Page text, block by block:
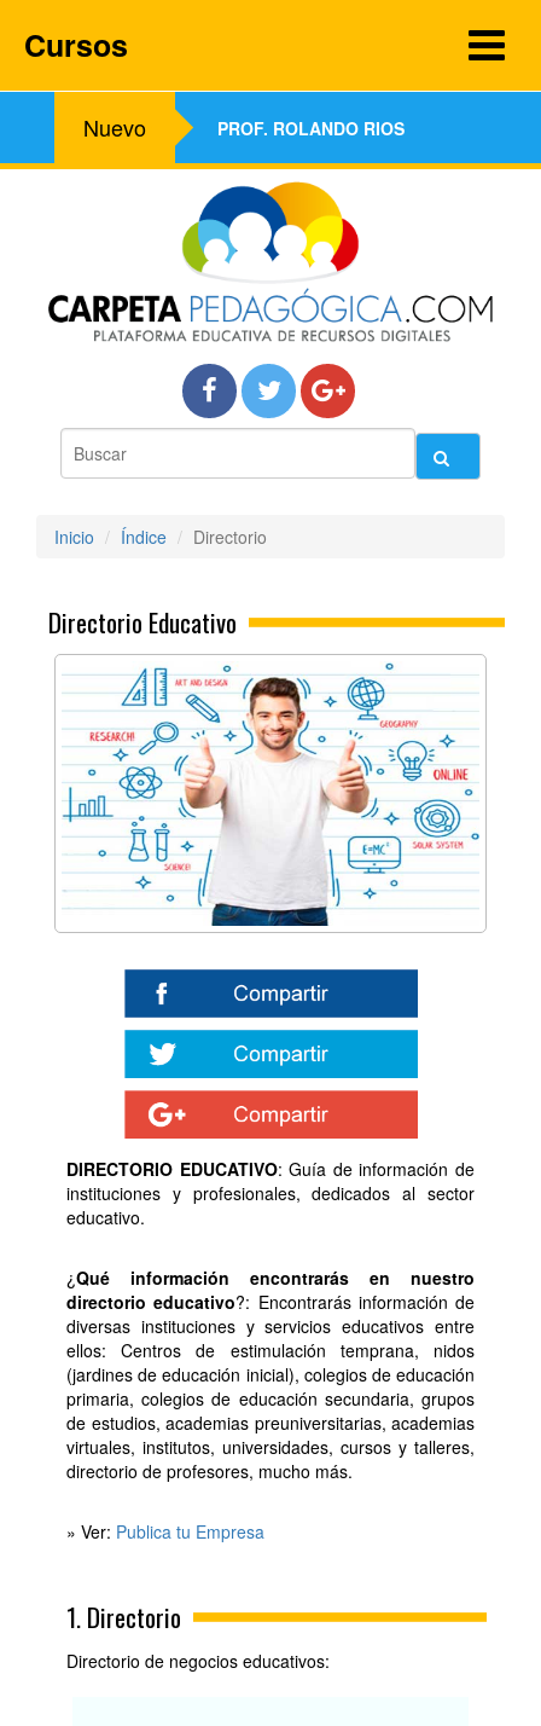
Nuevo PROF. ROLANDO RIOS
Cursos
Inicio Índice Directorio
Directorio Educativo
DIRECTORIO EDUCATIVO: Guía de información de
instituciones y profesionales, dedicados al sector
educativo.
¿Qué información encontrarás en nuestro
directorio educativo?: Encontrarás información de
diversas instituciones y servicios educativos entre
ellos: Centros de estimulación temprana, nidos
(jardines de educación inicial), colegios de educación
primaria, colegios de educación secundaria, grupos
de estudios, academias preuniversitarias, academias
virtuales, institutos, universidades, cursos y talleres,
directorio de profesores, mucho más.
» Ver: Publica tu Empresa
1. Directorio
Directorio de negocios educativos: